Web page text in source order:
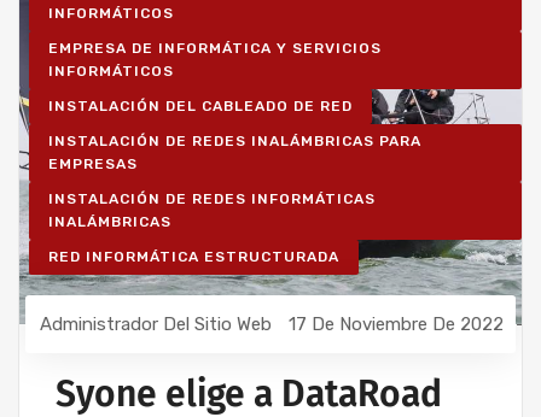
INFORMÁTICOS
EMPRESA DE INFORMÁTICA Y SERVICIOS
INFORMÁTICOS
INSTALACIÓN DEL CABLEADO DE RED
INSTALACIÓN DE REDES INALÁMBRICAS PARA
EMPRESAS
INSTALACIÓN DE REDES INFORMÁTICAS
INALÁMBRICAS
RED INFORMÁTICA ESTRUCTURADA
Administrador Del Sitio Web 17 De Noviembre De 2022
Syone elige a DataRoad